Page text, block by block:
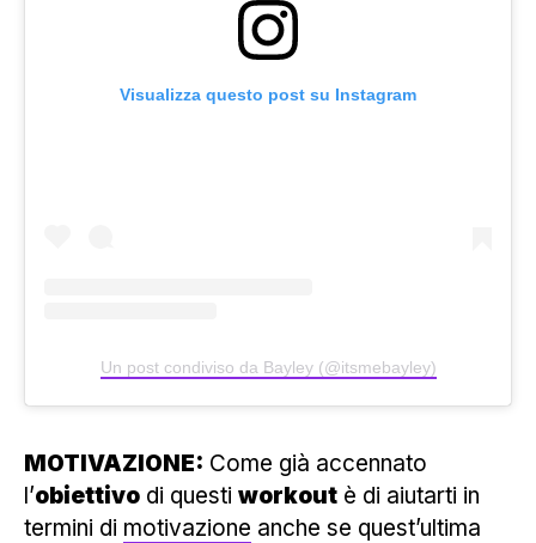
Visualizza questo post su Instagram
Un post condiviso da Bayley (@itsmebayley)
MOTIVAZIONE: Come già accennato
l’obiettivo di questi workout è di aiutarti in
termini di motivazione anche se quest’ultima